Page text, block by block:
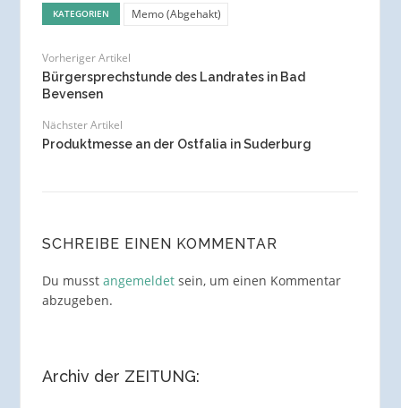
KATEGORIEN Memo (Abgehakt)
Vorheriger Artikel
Bürgersprechstunde des Landrates in Bad
Bevensen
Nächster Artikel
Produktmesse an der Ostfalia in Suderburg
SCHREIBE EINEN KOMMENTAR
Du musst angemeldetsein, um einen Kommentar
abzugeben.
Archiv der ZEITUNG: